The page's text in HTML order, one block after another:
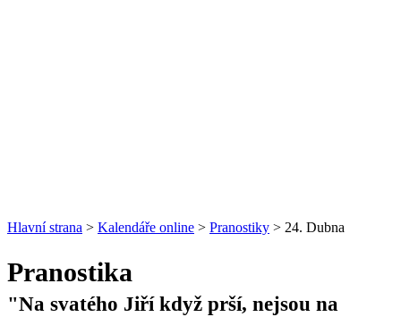
Hlavní strana > Kalendáře online > Pranostiky > 24. Dubna
Pranostika
"Na svatého Jiří když prší, nejsou na